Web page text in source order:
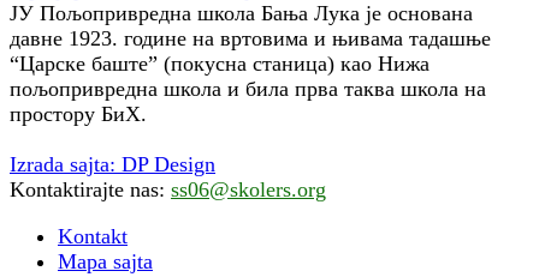
ЈУ Пољопривредна школа Бања Лука је основана
давне 1923. године на вртовима и њивама тадашње
“Царске баште” (покусна станица) као Нижа
пољопривредна школа и била прва таква школа на
простору БиХ.
Izrada sajta: DP Design
Kontaktirajte nas: ss06@skolers.org
Kontakt
Mapa sajta